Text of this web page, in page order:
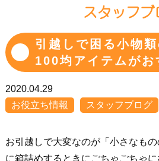
スタッフブ
引越しで困る小物
100均アイテムがお
2020.04.29
お役立ち情報
スタッフブログ
お引越しで大変なのが「小さなも
に箱詰めするときにごちゃごちゃ